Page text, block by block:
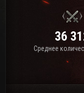
36
Среднее